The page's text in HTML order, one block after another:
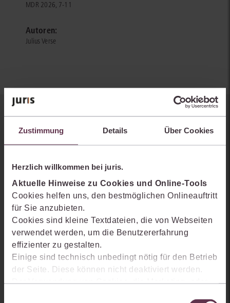
Zustimmung Details Über Cookies
Herzlich willkommen bei juris.
Aktuelle Hinweise zu Cookies und Online-Tools
Cookies helfen uns, den bestmöglichen Onlineauftritt
für Sie anzubieten.
Cookies sind kleine Textdateien, die von Webseiten
verwendet werden, um die Benutzererfahrung
effizienter zu gestalten.
Einige sind technisch unbedingt nötig für den Betrieb
der Seite. Diese können nicht deaktiviert werden.
Der Verwendung von Cookies, die Marketing- oder
MDR 2026, 7-11
Autoren:
Julius Verse
Sie kennen juris noch nicht?
Erhalten Sie einen Einblick, wie juris das Rechts- und
Möglichkeiten Ihnen das juris Portal bietet und wie mit juris Ihre
Arbeitsprozesse einfacher und effizienter werden.